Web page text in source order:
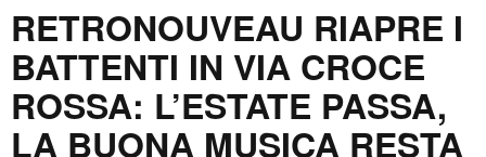
RETRONOUVEAU RIAPRE I
BATTENTI IN VIA CROCE
ROSSA: L’ESTATE PASSA,
LA BUONA MUSICA RESTA